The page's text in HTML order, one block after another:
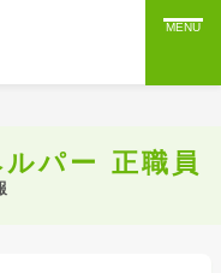
MENU
パー 正職員